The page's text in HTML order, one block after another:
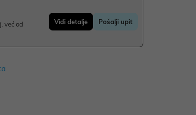
već od Vidi detalje Pošalji upit